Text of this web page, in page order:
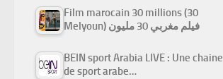
Film marocain 30 millions (30
Melyoun) فيلم مغربي 30 مليون
BEIN sport Arabia LIVE : Une chaine
de sport arabe…